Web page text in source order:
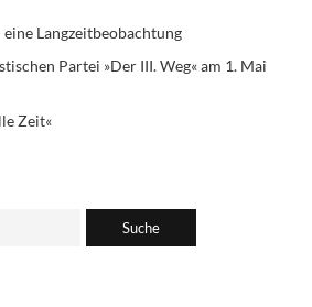
Langzeitbeobachtung
Partei »Der III. Weg« am 1. Mai
Zeit«